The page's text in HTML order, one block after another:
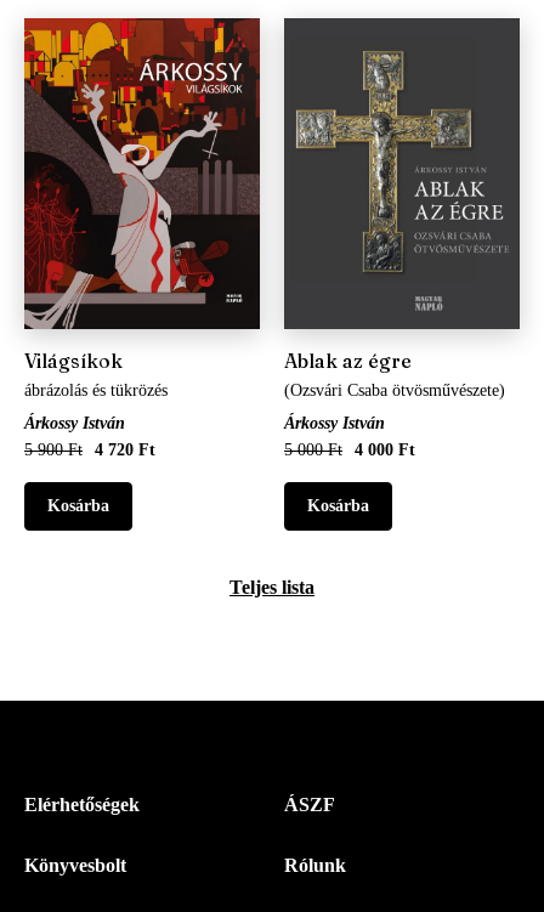
Világsíkok
ábrázolás és tükrözés
Árkossy István
5 900 Ft
4 720 Ft
Ablak az égre
(Ozsvári Csaba ötvösművészete)
Árkossy István
5 000 Ft
4 000 Ft
Teljes lista
Menü
Magyar
Elérhetőségek
Könyvesbolt
ÁSZF
Rólunk